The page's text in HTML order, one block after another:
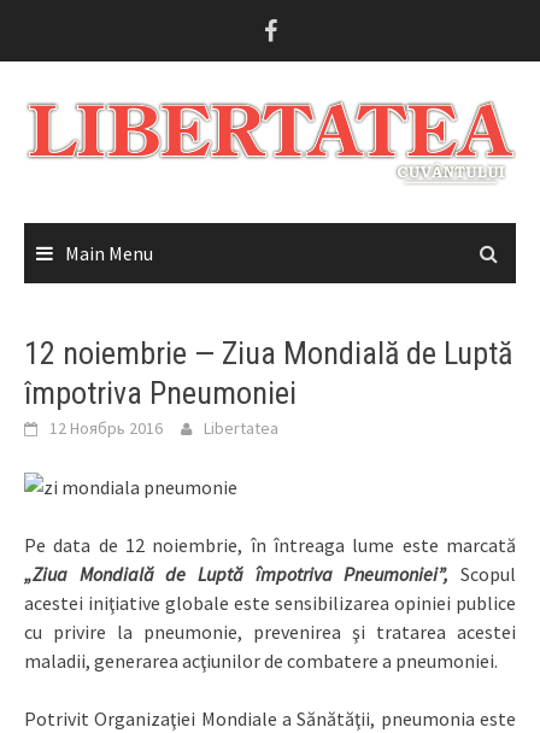
Main Menu
12 noiembrie — Ziua Mondială de Luptă
împotriva Pneumoniei
12 Ноябрь 2016 Libertatea
Pe data de 12 noiembrie, în întreaga lume este marcată
„Ziua Mondială de Luptă împotriva Pneumoniei”, Scopul
acestei iniţiative globale este sensibilizarea opiniei publice
cu privire la pneumonie, prevenirea şi tratarea acestei
maladii, generarea acţiunilor de combatere a pneumoniei.
Potrivit Organizaţiei Mondiale a Sănătăţii, pneumonia este